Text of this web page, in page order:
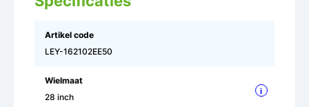
Artikel code
LEY-162102EE50
Wielmaat
28 inch
i